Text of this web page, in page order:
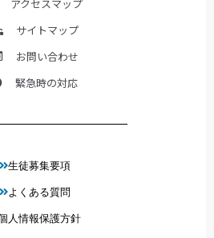
クセスマップ
サイトマップ
お問い合わせ
緊急時の対応
生徒募集要項
よくある質問
人情報保護方針